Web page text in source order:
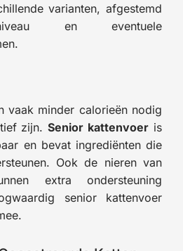
varianten, afgestemd
en eventuele
vaak minder calorieën nodig
zijn.Senior kattenvoer is
en bevat ingrediënten die
Ook de nieren van
extra ondersteuning
senior kattenvoer